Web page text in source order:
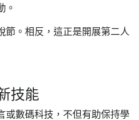
。
節。相反，這正是開展第二人
技能
或數碼科技，不但有助保持學